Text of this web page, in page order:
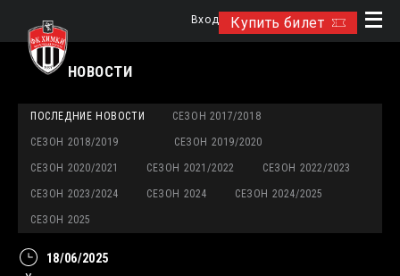
Купить билет
Вход
НОВОСТИ
ПОСЛЕДНИЕ НОВОСТИ СЕЗОН 2017/2018
СЕЗОН 2018/2019 СЕЗОН 2019/2020
СЕЗОН 2020/2021 СЕЗОН 2021/2022 СЕЗОН 2022/2023
СЕЗОН 2023/2024 СЕЗОН 2024 СЕЗОН 2024/2025
СЕЗОН 2025
18/06/2025